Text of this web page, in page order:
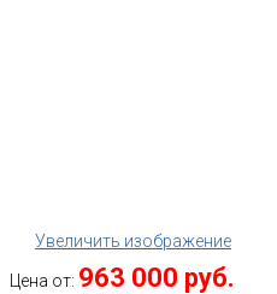
Увеличить изображение
Цена от: 963 000 руб.